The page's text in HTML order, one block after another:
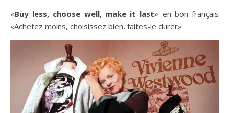
«Buy less, choose well, make it last» en bon français
«Achetez moins, choisissez bien, faites-le durer»